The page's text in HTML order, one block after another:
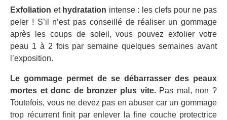
Exfoliation et hydratation intense : les clefs pour ne pas
peler ! S’il n’est pas conseillé de réaliser un gommage
après les coups de soleil, vous pouvez exfolier votre
peau 1 à 2 fois par semaine quelques semaines avant
l’exposition.
Le gommage permet de se débarrasser des peaux
mortes et donc de bronzer plus vite.Pas mal, non ?
Toutefois, vous ne devez pas en abuser car un gommage
trop récurrent finit par enlever la fine couche protectrice